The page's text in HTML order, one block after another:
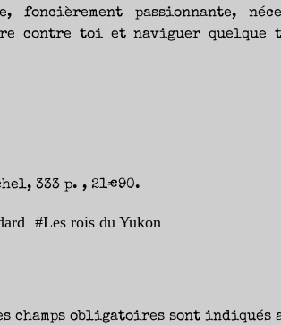
foncièrement passionnante,
contre toi et naviguer quelque
333 p. , 21€90.
#Les rois du Yukon
champs obligatoires sont indiqués